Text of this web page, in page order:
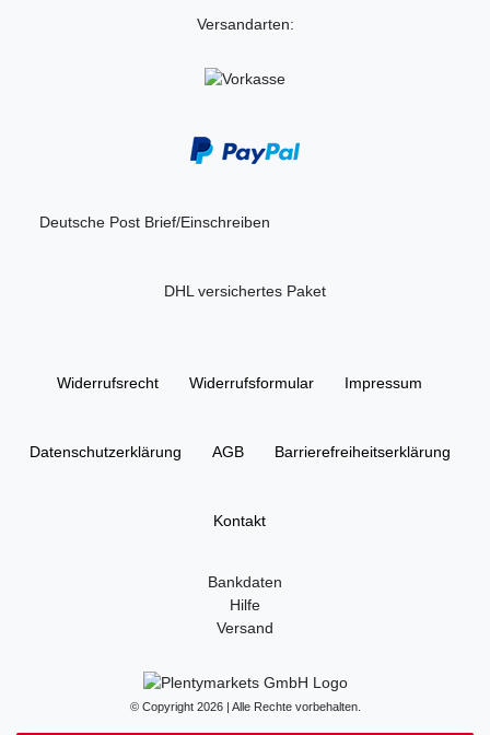
Versandarten:
Deutsche Post Brief/Einschreiben
DHL versichertes Paket
Widerrufs­recht Widerrufs­formular Impressum
Daten­schutz­erklärung AGB Barrierefreiheitserklärung
Kontakt
Bankdaten
Hilfe
Versand
© Copyright 2026 | Alle Rechte vorbehalten.